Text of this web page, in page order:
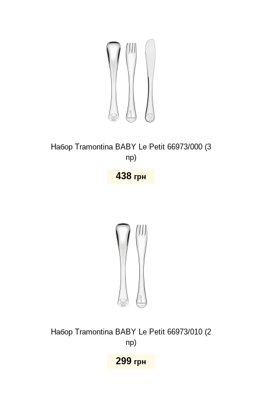
Купить
Набор Tramontina BABY Le Petit 66973/000 (3
пр)
438 грн
Набор Tramontina BABY Le Petit 66973/010 (2
пр)
299 грн